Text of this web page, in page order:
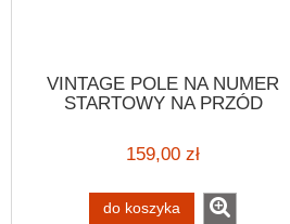
VINTAGE POLE NA NUMER
STARTOWY NA PRZÓD
OWALNY BOCZEK POD NUMER
STARTOWY PLASTIKOWY
STARTOWY
159,00 zł
do koszyka